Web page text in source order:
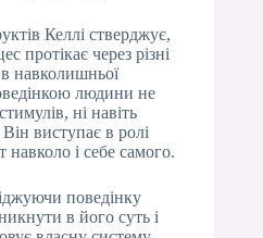
Келлі стверджує,
протікає через різні
навколишньої
людини не
ні навіть
Він виступає в ролі
навколо і себе самого.
поведінку
в його суть і